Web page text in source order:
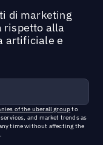
di marketing
rispetto alla
artificiale e
of the uberall groupto
and market trends as
time without affecting the